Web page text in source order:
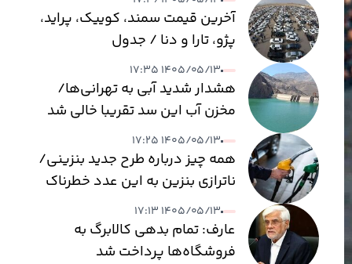
آخرین قیمت سمند، کوییک، پراید،
پژو، تارا و دنا / جدول
۱۴۰۵/۰۵/۱۳ ۱۷:۳۵
هشدار شدید آبی به تهرانی‌ها/
مخزن آب این سد تقریبا خالی شد
۱۴۰۵/۰۵/۱۳ ۱۷:۲۵
همه چیز درباره طرح جدید بنزینی/
ناترازی بنزین به این عدد خطرناک
می‌رسد
۱۴۰۵/۰۵/۱۳ ۱۷:۱۳
عارف: تمام بدهی کالابرگ به
فروشگاه‌ها پرداخت شد